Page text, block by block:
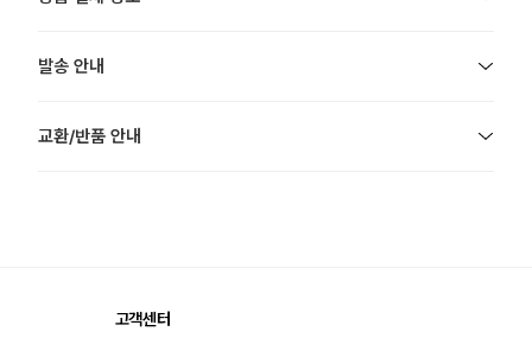
발송 안내
교환/반품 안내
고객센터